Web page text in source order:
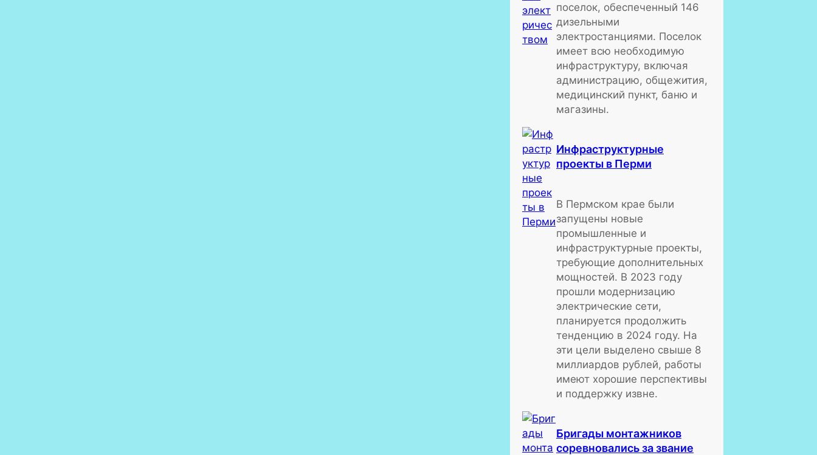
поселок, обеспеченный 146
дизельными
электростанциями. Поселок
имеет всю необходимую
инфраструктуру, включая
администрацию, общежития,
медицинский пункт, баню и
магазины.
Инфраструктурные
проекты в Перми
В Пермском крае были
запущены новые
промышленные и
инфраструктурные проекты,
требующие дополнительных
мощностей. В 2023 году
прошли модернизацию
электрические сети,
планируется продолжить
тенденцию в 2024 году. На
эти цели выделено свыше 8
миллиардов рублей, работы
имеют хорошие перспективы
и поддержку извне.
Бригады монтажников
соревновались за звание